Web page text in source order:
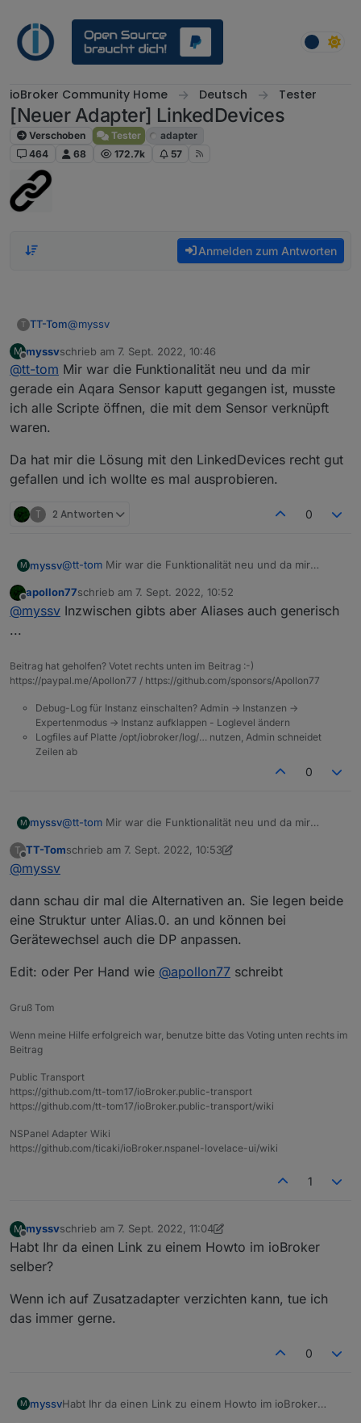
ioBroker Community Home Deutsch Tester
[Neuer Adapter] LinkedDevices
Verschoben Tester
adapter
464
68 172.7k 57
Anmelden zum Antworten
T TT-Tom@myssv
mit dem neuen Admin Adapter ist auch die alte
Oberfläche gestorben. RiP ;)
du kannst nur an den Entwickler schreiben, das er den
Adapter anpasst.
alternativ gibt es auch den Devicemanager oder Alias-
M
Offline
myssvschrieb am 7. Sept. 2022, 10:46
zuletzt editiert von
@tt-tom Mir war die Funktionalität neu und da mir
gerade ein Aqara Sensor kaputt gegangen ist, musste
ich alle Scripte öffnen, die mit dem Sensor verknüpft
waren.
Da hat mir die Lösung mit den LinkedDevices recht gut
gefallen und ich wollte es mal ausprobieren.
T 2 Antworten 0
M myssv@tt-tom Mir war die Funktionalität neu und da mir
ich alle Scripte öffnen, die mit dem Sensor verknüpft
waren.
Da hat mir die Lösung mit den LinkedDevices recht gut
gefallen und ich wollte es mal ausprobieren.
apollon77schrieb am 7. Sept. 2022, 10:52
zuletzt editiert von
@myssv Inzwischen gibts aber Aliases auch generisch
...
Beitrag hat geholfen? Votet rechts unten im Beitrag :-)
https://paypal.me/Apollon77 / https://github.com/sponsors/Apollon77
Debug-Log für Instanz einschalten? Admin -> Instanzen ->
Expertenmodus -> Instanz aufklappen - Loglevel ändern
Logfiles auf Platte /opt/iobroker/log/… nutzen, Admin schneidet
Zeilen ab
0
M myssv@tt-tom Mir war die Funktionalität neu und da mir
ich alle Scripte öffnen, die mit dem Sensor verknüpft
Da hat mir die Lösung mit den LinkedDevices recht gut
T TT-Tomschrieb am 7. Sept. 2022, 10:53
zuletzt editiert von TT-Tom9. Juli 2022, 12:55
@myssv
dann schau dir mal die Alternativen an. Sie legen beide
eine Struktur unter Alias.0. an und können bei
Gerätewechsel auch die DP anpassen.
Edit: oder Per Hand wie @apollon77 schreibt
Gruß Tom
Wenn meine Hilfe erfolgreich war, benutze bitte das Voting unten rechts im
Beitrag
Public Transport
https://github.com/tt-tom17/ioBroker.public-transport
https://github.com/tt-tom17/ioBroker.public-transport/wiki
NSPanel Adapter Wiki
https://github.com/ticaki/ioBroker.nspanel-lovelace-ui/wiki
1
M
Offline
myssvschrieb am 7. Sept. 2022, 11:04
zuletzt editiert von myssv 9. Juli 2022, 13:04
Habt Ihr da einen Link zu einem Howto im ioBroker
selber?
Wenn ich auf Zusatzadapter verzichten kann, tue ich
das immer gerne.
0
M myssvHabt Ihr da einen Link zu einem Howto im ioBroker